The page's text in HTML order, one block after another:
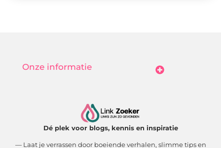
Dé plek voor blogs, kennis en inspiratie
— Laat je verrassen door boeiende verhalen, slimme tips en
Onze informatie